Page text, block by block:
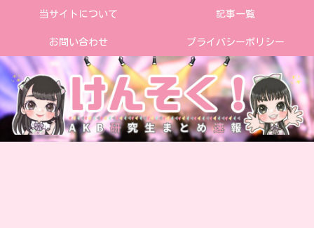
当サイトについて 記事一覧
お問い合わせ プライバシーポリシー